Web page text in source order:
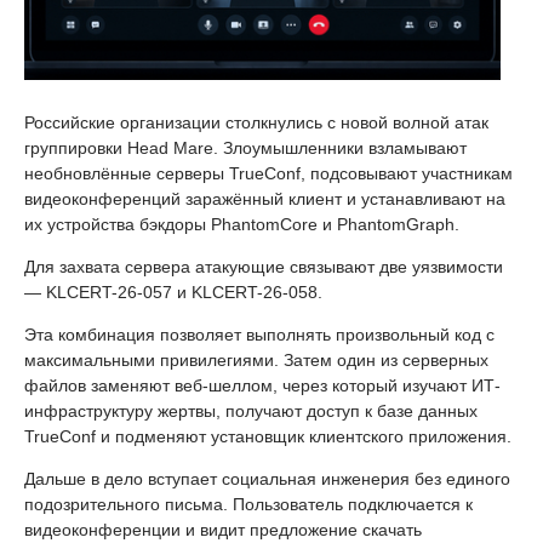
Российские организации столкнулись с новой волной атак
группировки Head Mare. Злоумышленники взламывают
необновлённые серверы TrueConf, подсовывают участникам
видеоконференций заражённый клиент и устанавливают на
их устройства бэкдоры PhantomCore и PhantomGraph.
Для захвата сервера атакующие связывают две уязвимости
— KLCERT-26-057 и KLCERT-26-058.
Эта комбинация позволяет выполнять произвольный код с
максимальными привилегиями. Затем один из серверных
файлов заменяют веб-шеллом, через который изучают ИТ-
инфраструктуру жертвы, получают доступ к базе данных
TrueConf и подменяют установщик клиентского приложения.
Дальше в дело вступает социальная инженерия без единого
подозрительного письма. Пользователь подключается к
видеоконференции и видит предложение скачать